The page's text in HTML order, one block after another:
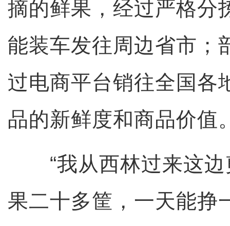
摘的鲜果，经过严格分
能装车发往周边省市；
过电商平台销往全国各
品的新鲜度和商品价值
“我从西林过来这边
果二十多筐，一天能挣